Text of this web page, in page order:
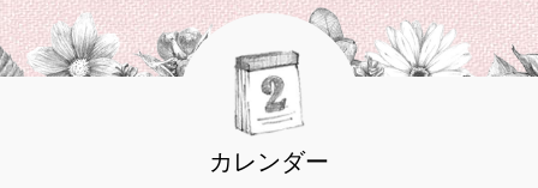
カレンダー